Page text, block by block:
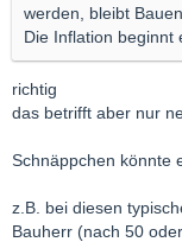
werden, bleibt
Die Inflation beginnt
richtig
das betrifft aber nur
Schnäppchen könnte
z.B. bei diesen
Bauherr (nach 50